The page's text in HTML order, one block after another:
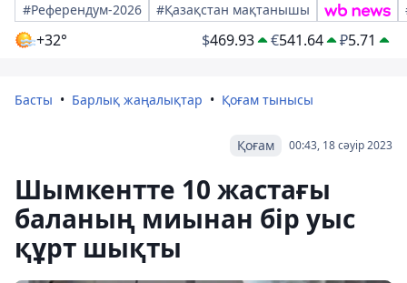
#Референдум-2026
#Қазақстан мақтанышы
+32° $469.93 €541.64 ₽5.71
Басты Барлық жаңалықтар Қоғам тынысы
00:43, 18 сәуір 2023
Қоғам
Шымкентте 10 жастағы
баланың миынан бір уыс
құрт шықты